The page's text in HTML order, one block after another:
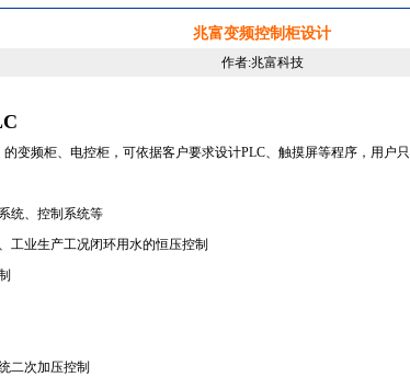
兆富变频控制柜设计
作者:兆富科技
变频柜、电控柜，可依据客户要求设计PLC、触摸屏等程序，用户
统、控制系统等
业生产工况闭环用水的恒压控制
二次加压控制